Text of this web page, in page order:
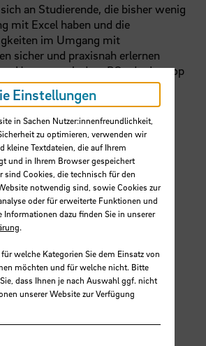
an Studierende, die bisher wenig
mit Excel haben und die
im Umgang mit
sicher und praxisnah erlernen
Umgang mit dem PC oder Laptop
zweiter Bildschirm ist
09:00 - 13:00 Uhr
09:00 - 13:00 Uhr
2026
Einstellungen
in Sachen Nutzer:innenfreundlichkeit,
zu optimieren, verwenden wir
kleine Textdateien, die auf Ihrem
und in Ihrem Browser gespeichert
sind Cookies, die technisch für den
notwendig sind, sowie Cookies zur
oder für erweiterte Funktionen und
Informationen dazu finden Sie in unserer
.
welche Kategorien Sie dem Einsatz von
möchten und für welche nicht. Bitte
dass Ihnen je nach Auswahl ggf. nicht
unserer Website zur Verfügung